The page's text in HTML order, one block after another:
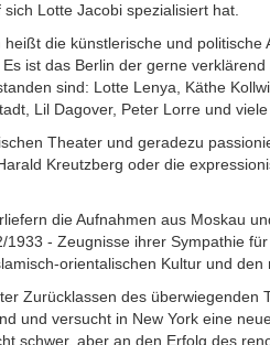
Lotte Jacobi spezialisiert hat.
die künstlerische und
ist das Berlin der gerne
sind: Lotte Lenya, Käthe
Lil Dagover, Peter Lorre und
Theater und geradezu
Kreutzberg oder die
die Aufnahmen aus Moskau
1933 - Zeugnisse ihrer Sympathie
orientalischen Kultur und den
Zurücklassen des überwiegenden
und versucht in New York eine
schwer, aber an den Erfolg des